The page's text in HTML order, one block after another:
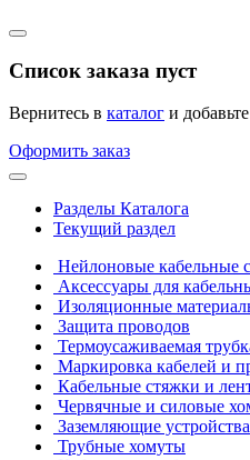
Список заказа пуст
Вернитесь в каталог и
Оформить заказ
Разделы Каталога
Текущий раздел
Нейлоновые кабельные
Аксессуары для
Изоляционные
Защита проводов
Термоусаживаемая
Маркировка кабелей и
Кабельные стяжки и
Червячные и силовые
Заземляющие устройства
Трубные хомуты